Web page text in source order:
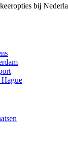
bij